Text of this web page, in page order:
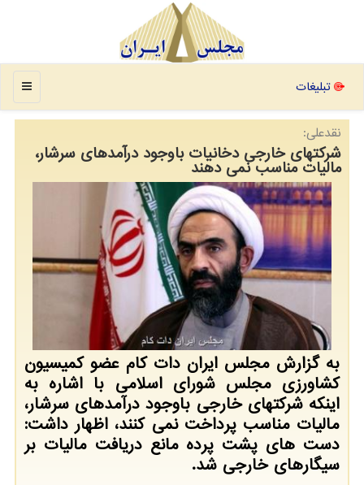
منو تبلیغات
نقدعلی:
شرکتهای خارجی دخانیات باوجود درآمدهای سرشار،
مالیات مناسب نمی دهند
به گزارش مجلس ایران دات کام عضو کمیسیون
کشاورزی مجلس شورای اسلامی با اشاره به
اینکه شرکتهای خارجی باوجود درآمدهای سرشار،
مالیات مناسب پرداخت نمی کنند، اظهار داشت:
دست های پشت پرده مانع دریافت مالیات بر
سیگارهای خارجی شد.